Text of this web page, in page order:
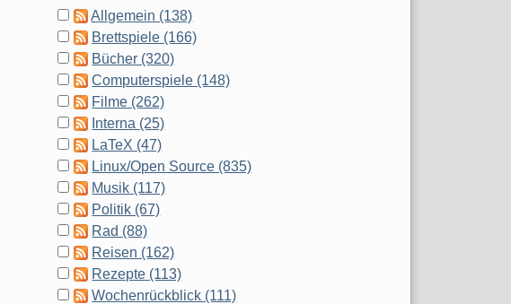
Allgemein (138)
Brettspiele (166)
Bücher (320)
Computerspiele (148)
Filme (262)
Interna (25)
LaTeX (47)
Linux/Open Source (835)
Musik (117)
Politik (67)
Rad (88)
Reisen (162)
Rezepte (113)
Wochenrückblick (111)